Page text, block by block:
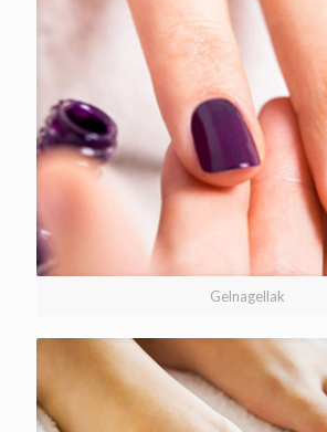
Gelnagellak